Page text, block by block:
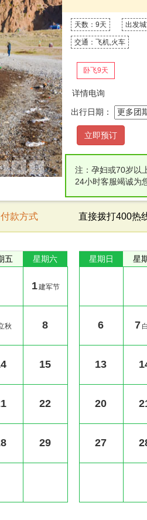
4 5
天数：9天 出发
交通：飞机,火车
卧飞9天
详情电询
出行日期：
注：孕妇或70岁以
24小时客服竭诚为
付款方式 直接拨打400热
五 星期六
1建军节
秋 8
15
22
29
星期日 星
6 7
13
20
27